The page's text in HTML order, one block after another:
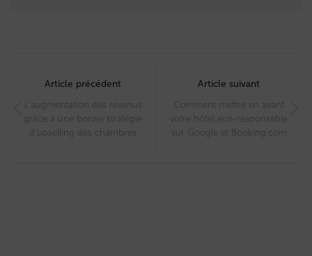
navigation
Article précédent
L’augmentation des revenus
grâce à une bonne stratégie
d’upselling des chambres
Article suivant
Comment mettre en avant
votre hôtel éco-responsable
sur Google et Booking.com